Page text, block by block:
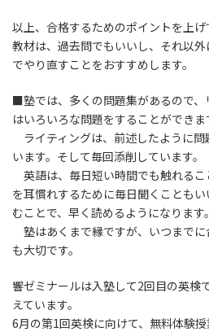
以上、合格するためのポイントを上げ
教材は、過去問でもいいし、それ以
でやり直すことをおすすめします。
■塾では、多くの問題集があるので
はいろいろな問題をすることができま
ライティングは、前述したように問
います。そして毎回添削しています。
英語は、毎日短い時間でも触れる
を耳慣れするために毎日聞くことも
むことで、早く読めるようになります。
塾はあくまで縁ですが、いつまで
も大切です。
響ゼミナールは入塾して2回目の英検
えています。
6月の第1回英検に向けて、無料体験